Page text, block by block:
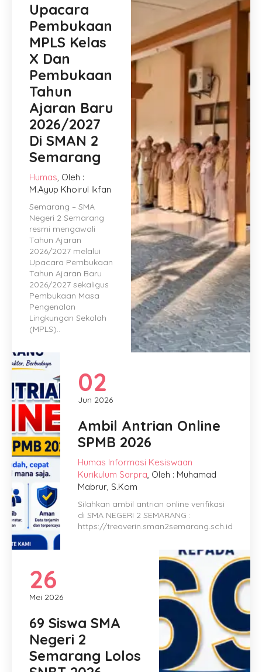
Upacara
Pembukaan
MPLS Kelas
X Dan
Pembukaan
Tahun
Ajaran Baru
2026/2027
Di SMAN 2
Semarang
Humas, Oleh :
M.Ayup Khoirul Ikfan
Semarang – SMA
Negeri 2 Semarang
resmi mengawali
Tahun Ajaran
2026/2027 melalui
Upacara Pembukaan
Tahun Ajaran Baru
2026/2027 sekaligus
Pembukaan Masa
Pengenalan
Lingkungan Sekolah
(MPLS)..
02
Jun 2026
Ambil Antrian Online
SPMB 2026
Humas Informasi Kesiswaan
Kurikulum Sarpra, Oleh : Muhamad
Mabrur, S.Kom
Silahkan ambil antrian online verifikasi
di SMA NEGERI 2 SEMARANG :
https://treaverin.sman2semarang.sch.id
26
Mei 2026
69 Siswa SMA
Negeri 2
Semarang Lolos